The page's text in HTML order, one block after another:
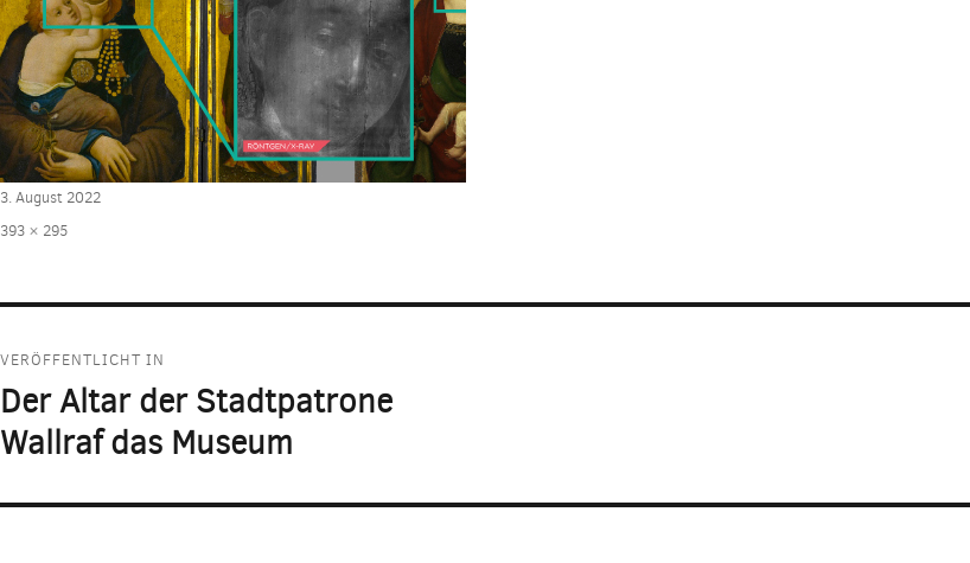
Veröffentlicht
am
3. August 2022
Volle
393 × 295
VERÖFFENTLICHT IN
Der Altar der Stadtpatrone
Wallraf das Museum